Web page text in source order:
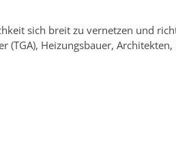
sich breit zu vernetzen und
(TGA), Heizungsbauer, Architekten,